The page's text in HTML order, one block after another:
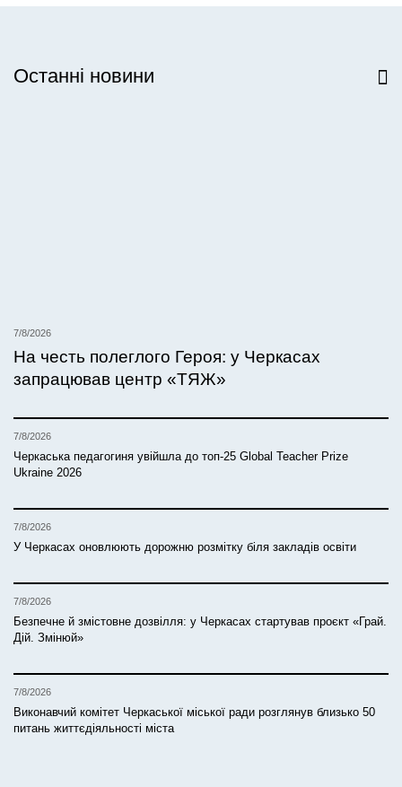
Останні новини
7/8/2026
На честь полеглого Героя: у Черкасах
запрацював центр «ТЯЖ»
7/8/2026
Черкаська педагогиня увійшла до топ-25 Global Teacher Prize
Ukraine 2026
7/8/2026
У Черкасах оновлюють дорожню розмітку біля закладів освіти
7/8/2026
Безпечне й змістовне дозвілля: у Черкасах стартував проєкт «Грай.
Дій. Змінюй»
7/8/2026
Виконавчий комітет Черкаської міської ради розглянув близько 50
питань життєдіяльності міста